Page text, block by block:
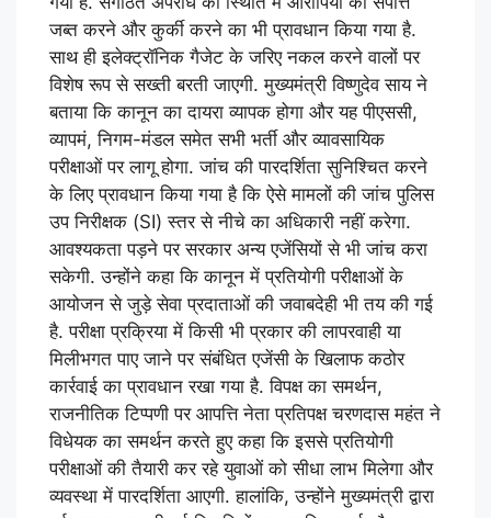
जब्त करने और कुर्की करने का भी प्रावधान किया गया है.
साथ ही इलेक्ट्रॉनिक गैजेट के जरिए नकल करने वालों पर
विशेष रूप से सख्ती बरती जाएगी. मुख्यमंत्री विष्णुदेव साय ने
बताया कि कानून का दायरा व्यापक होगा और यह पीएससी,
व्यापमं, निगम-मंडल समेत सभी भर्ती और व्यावसायिक
परीक्षाओं पर लागू होगा. जांच की पारदर्शिता सुनिश्चित करने
के लिए प्रावधान किया गया है कि ऐसे मामलों की जांच पुलिस
उप निरीक्षक (SI) स्तर से नीचे का अधिकारी नहीं करेगा.
आवश्यकता पड़ने पर सरकार अन्य एजेंसियों से भी जांच करा
सकेगी. उन्होंने कहा कि कानून में प्रतियोगी परीक्षाओं के
आयोजन से जुड़े सेवा प्रदाताओं की जवाबदेही भी तय की गई
है. परीक्षा प्रक्रिया में किसी भी प्रकार की लापरवाही या
मिलीभगत पाए जाने पर संबंधित एजेंसी के खिलाफ कठोर
कार्रवाई का प्रावधान रखा गया है. विपक्ष का समर्थन,
राजनीतिक टिप्पणी पर आपत्ति नेता प्रतिपक्ष चरणदास महंत ने
विधेयक का समर्थन करते हुए कहा कि इससे प्रतियोगी
परीक्षाओं की तैयारी कर रहे युवाओं को सीधा लाभ मिलेगा और
व्यवस्था में पारदर्शिता आएगी. हालांकि, उन्होंने मुख्यमंत्री द्वारा